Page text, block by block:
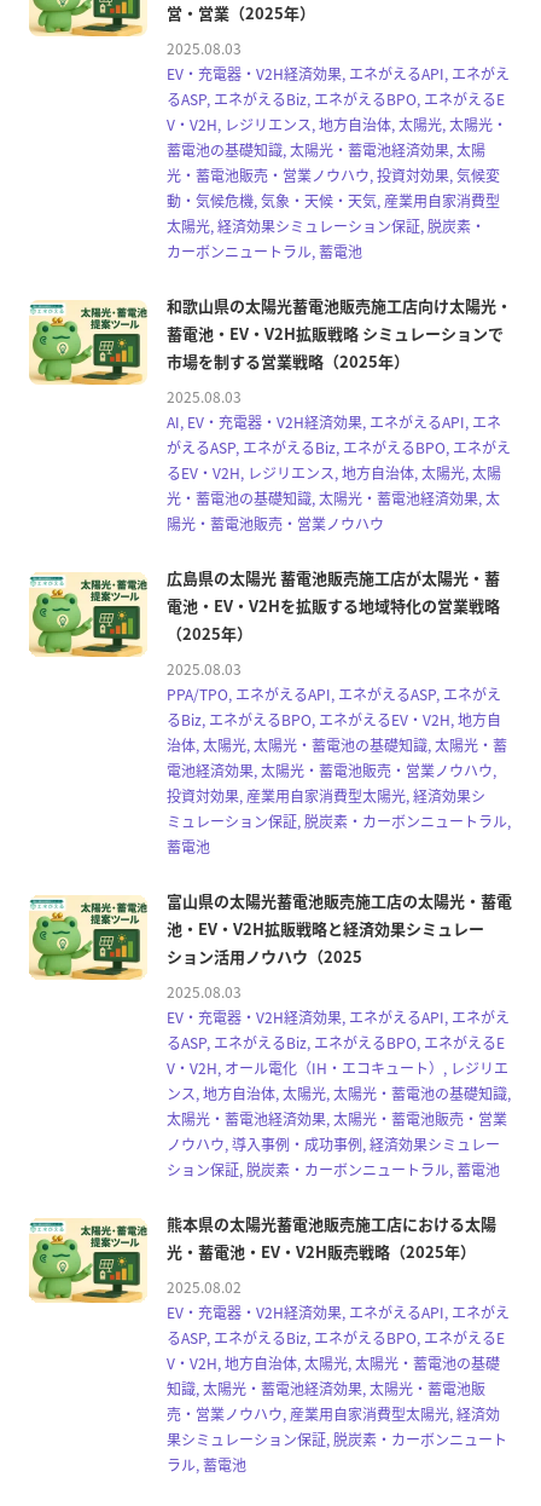
営・営業（2025年）
2025.08.03
EV・充電器・V2H経済効果, エネがえるAPI, エネがえ
るASP, エネがえるBiz, エネがえるBPO, エネがえるE
V・V2H, レジリエンス, 地方自治体, 太陽光, 太陽光・
蓄電池の基礎知識, 太陽光・蓄電池経済効果, 太陽
光・蓄電池販売・営業ノウハウ, 投資対効果, 気候変
動・気候危機, 気象・天候・天気, 産業用自家消費型
太陽光, 経済効果シミュレーション保証, 脱炭素・
カーボンニュートラル, 蓄電池
和歌山県の太陽光蓄電池販売施工店向け太陽光・
蓄電池・EV・V2H拡販戦略 シミュレーションで
市場を制する営業戦略（2025年）
2025.08.03
AI, EV・充電器・V2H経済効果, エネがえるAPI, エネ
がえるASP, エネがえるBiz, エネがえるBPO, エネがえ
るEV・V2H, レジリエンス, 地方自治体, 太陽光, 太陽
光・蓄電池の基礎知識, 太陽光・蓄電池経済効果, 太
陽光・蓄電池販売・営業ノウハウ
広島県の太陽光 蓄電池販売施工店が太陽光・蓄
電池・EV・V2Hを拡販する地域特化の営業戦略
（2025年）
2025.08.03
PPA/TPO, エネがえるAPI, エネがえるASP, エネがえ
るBiz, エネがえるBPO, エネがえるEV・V2H, 地方自
治体, 太陽光, 太陽光・蓄電池の基礎知識, 太陽光・蓄
電池経済効果, 太陽光・蓄電池販売・営業ノウハウ,
投資対効果, 産業用自家消費型太陽光, 経済効果シ
ミュレーション保証, 脱炭素・カーボンニュートラル,
蓄電池
富山県の太陽光蓄電池販売施工店の太陽光・蓄電
池・EV・V2H拡販戦略と経済効果シミュレー
ション活用ノウハウ（2025
2025.08.03
EV・充電器・V2H経済効果, エネがえるAPI, エネがえ
るASP, エネがえるBiz, エネがえるBPO, エネがえるE
V・V2H, オール電化（IH・エコキュート）, レジリエ
ンス, 地方自治体, 太陽光, 太陽光・蓄電池の基礎知識,
太陽光・蓄電池経済効果, 太陽光・蓄電池販売・営業
ノウハウ, 導入事例・成功事例, 経済効果シミュレー
ション保証, 脱炭素・カーボンニュートラル, 蓄電池
熊本県の太陽光蓄電池販売施工店における太陽
光・蓄電池・EV・V2H販売戦略（2025年）
2025.08.02
EV・充電器・V2H経済効果, エネがえるAPI, エネがえ
るASP, エネがえるBiz, エネがえるBPO, エネがえるE
V・V2H, 地方自治体, 太陽光, 太陽光・蓄電池の基礎
知識, 太陽光・蓄電池経済効果, 太陽光・蓄電池販
売・営業ノウハウ, 産業用自家消費型太陽光, 経済効
果シミュレーション保証, 脱炭素・カーボンニュート
ラル, 蓄電池